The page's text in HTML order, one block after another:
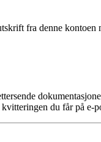
fra denne kontoen
du får på e-